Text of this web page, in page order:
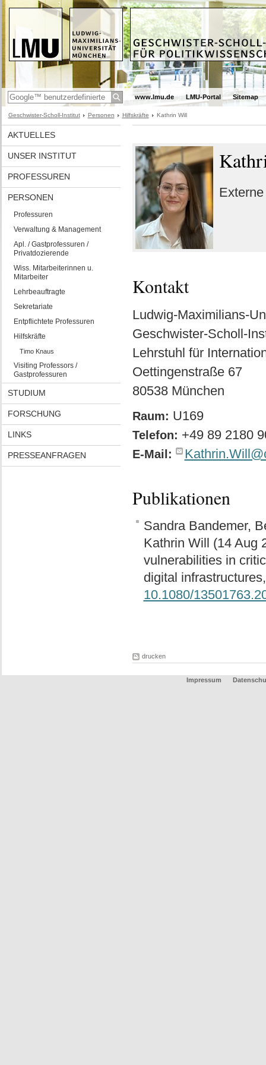
www.lmu.de LMU-Portal Sitemap
Geschwister-Scholl-Institut Personen Hilfskräfte Kathrin Will
AKTUELLES
UNSER INSTITUT
PROFESSUREN
PERSONEN
Professuren
Verwaltung & Management
Apl. / Gastprofessuren /
Privatdozierende
Wiss. Mitarbeiterinnen u.
Mitarbeiter
Lehrbeauftragte
Sekretariate
Entpflichtete Professuren
Hilfskräfte
Timo Knaus
Visiting Professors /
Gastprofessuren
STUDIUM
FORSCHUNG
LINKS
PRESSEANFRAGEN
Kontakt
Ludwig-Maximilians-
Geschwister-Scholl-
Lehrstuhl für
Oettingenstraße 67
80538 München
Raum: U169
Telefon: +49 89 2180
E-Mail:
Publikationen
Sandra Bandemer,
Kathrin Will (14 Aug
vulnerabilities in
digital
10.1080/
drucken
Impressum